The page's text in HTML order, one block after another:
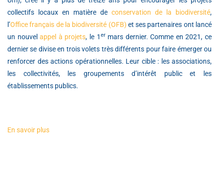
collectifs locaux en matière de conservation de la biodiversité,
l’Office français de la biodiversité (OFB) et ses partenaires ont lancé
un nouvelappel à projets, le 1 ermars dernier. Comme en 2021, ce
dernier se divise en trois volets très différents pour faire émerger ou
renforcer des actions opérationnelles. Leur cible : les associations,
les collectivités, les groupements d’intérêt public et les
établissements publics.
En savoir plus